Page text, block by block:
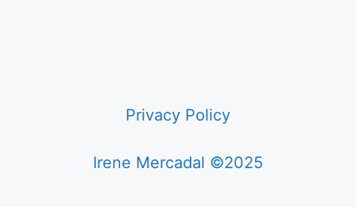
Privacy Policy
Irene Mercadal ©2025